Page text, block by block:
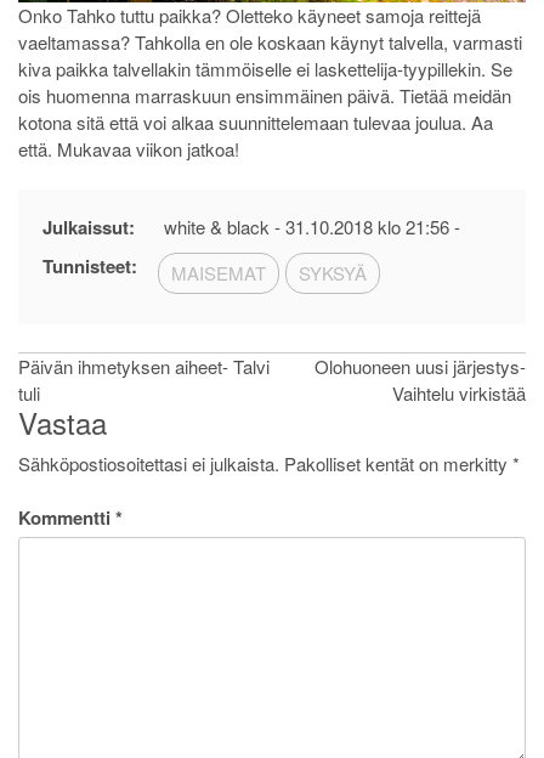
Onko Tahko tuttu paikka? Oletteko käyneet samoja reittejä
vaeltamassa? Tahkolla en ole koskaan käynyt talvella, varmasti
kiva paikka talvellakin tämmöiselle ei laskettelija-tyypillekin. Se
ois huomenna marraskuun ensimmäinen päivä. Tietää meidän
kotona sitä että voi alkaa suunnittelemaan tulevaa joulua. Aa
että. Mukavaa viikon jatkoa!
Julkaissut: white & black -31.10.2018 klo 21:56-
Tunnisteet: MAISEMAT SYKSYÄ
Artikkelien
selaus
Päivän ihmetyksen aiheet- Talvi
tuli
Olohuoneen uusi järjestys-
Vaihtelu virkistää
Vastaa
Sähköpostiosoitettasi ei julkaista. Pakolliset kentät on merkitty *
Kommentti *